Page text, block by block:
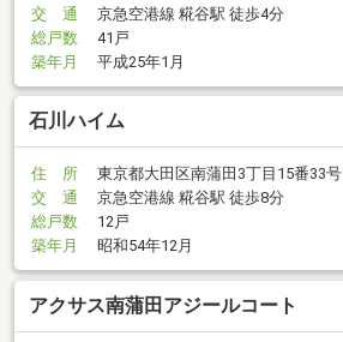
交 通
京急空港線 糀谷駅 徒歩4分
総戸数
41戸
築年月
平成25年1月
石川ハイム
住 所
東京都大田区南蒲田3丁目15番33号
交 通
京急空港線 糀谷駅 徒歩8分
総戸数
12戸
築年月
昭和54年12月
アクサス南蒲田アジールコート